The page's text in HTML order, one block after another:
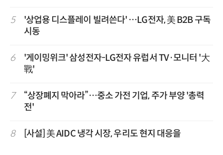
5
'상업용 디스플레이 빌려쓴다' …LG전자, 美 B2B 구독
시동
6
'게이밍위크' 삼성전자-LG전자 유럽서 TV·모니터 '大
戰'
7
“상장폐지 막아라”…중소 가전 기업, 주가 부양 '총력
전'
8 [사설] 美 AIDC 냉각 시장, 우리도 현지 대응을